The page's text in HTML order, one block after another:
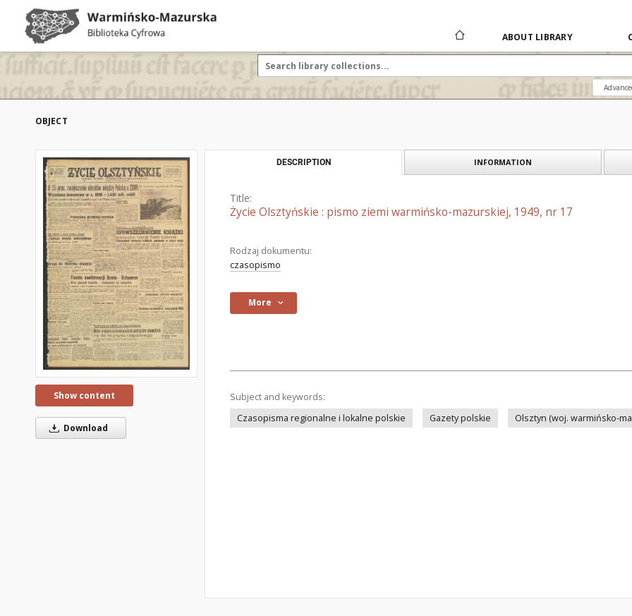
ABOUT LIBRARY
OBJECT
Show content
Download
DESCRIPTION INFORMATION
Title:
Życie Olsztyńskie : pismo ziemi warmińsko-mazurskiej, 1949, nr 17
Rodzaj dokumentu:
czasopismo
More
Subject and keywords:
Czasopisma regionalne i lokalne polskie
Gazety polskie Olsztyn (woj. warmińsko-